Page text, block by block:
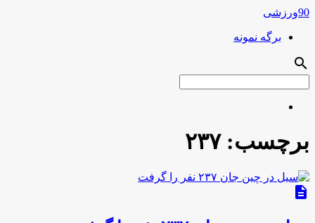
90ورزشی
برگه نمونه
search
برچسب:۲۳۷
description